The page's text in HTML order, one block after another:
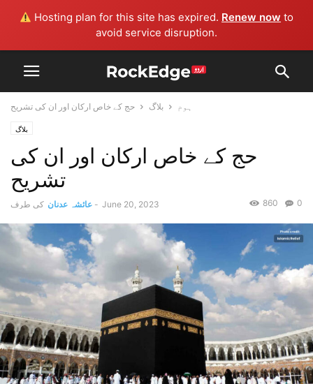
Hosting plan for this site has expired. Renew now to
avoid service disruption.
ہوم بلاگ حج کے خاص ارکان اور ان کی تشریح
بلاگ
حج کے خاص ارکان اور ان کی
تشریح
کی طرف عائشہ عدنان - June 20, 2023 0
860